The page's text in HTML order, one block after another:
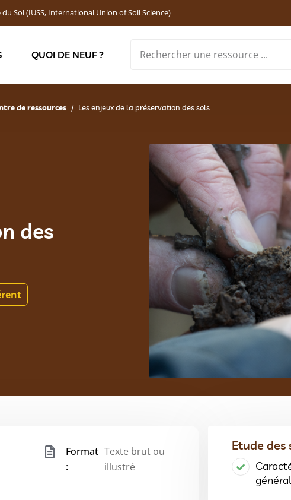
Sol (IUSS, International Union of Soil Science)
QUOI DE NEUF ?
de ressources Les enjeux de la préservation des sols
des
Format
:
Texte brut ou
illustré
Etude des